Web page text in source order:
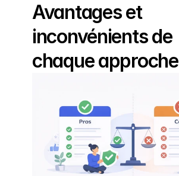
Avantages et
inconvénients de
chaque approche